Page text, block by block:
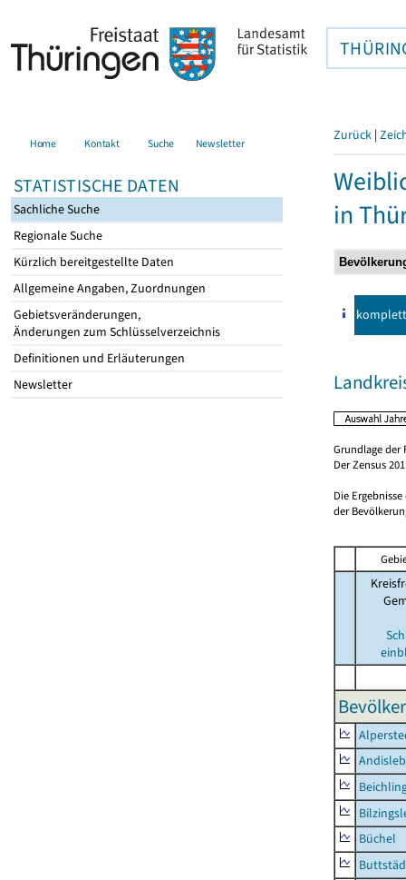
Home Kontakt Suche Newsletter
STATISTISCHE DATEN
Sachliche Suche
Regionale Suche
Kürzlich bereitgestellte Daten
Allgemeine Angaben, Zuordnungen
Gebietsveränderungen,
Änderungen zum Schlüsselverzeichnis
Definitionen und Erläuterungen
Newsletter
Zurück |
in
komplett
Grundlage der
Der Zensus
Die
der
Büchel